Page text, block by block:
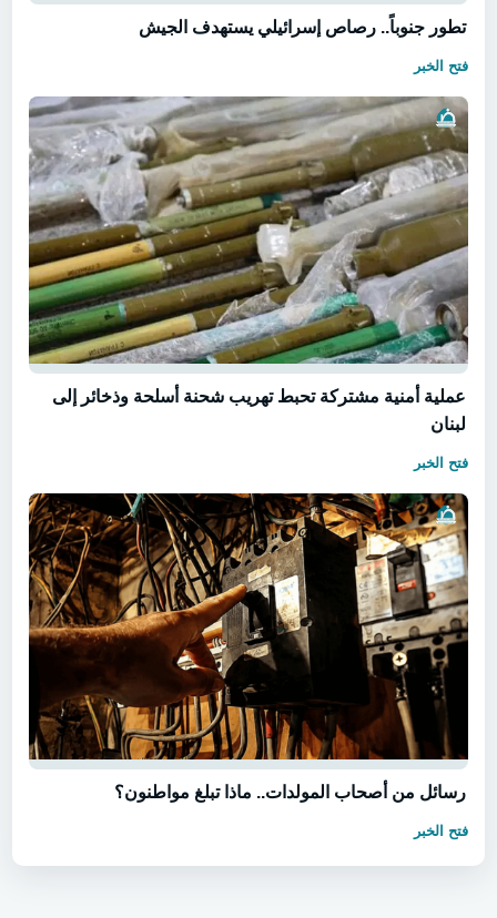
تطور جنوباً.. رصاص إسرائيلي يستهدف الجيش
فتح الخبر
عملية أمنية مشتركة تحبط تهريب شحنة أسلحة وذخائر إلى
لبنان
فتح الخبر
رسائل من أصحاب المولدات.. ماذا تبلغ مواطنون؟
فتح الخبر